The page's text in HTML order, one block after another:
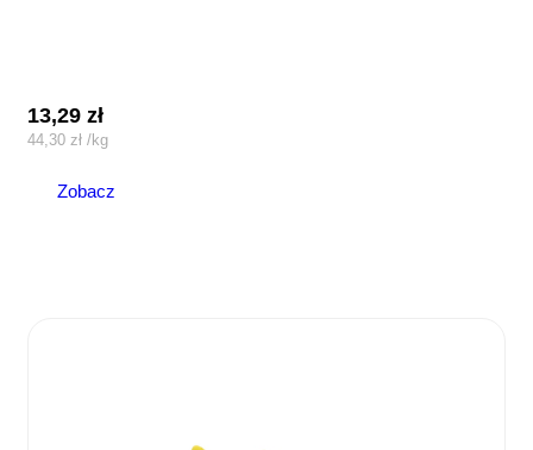
13,29zł
44,30 zł /kg
Zobacz